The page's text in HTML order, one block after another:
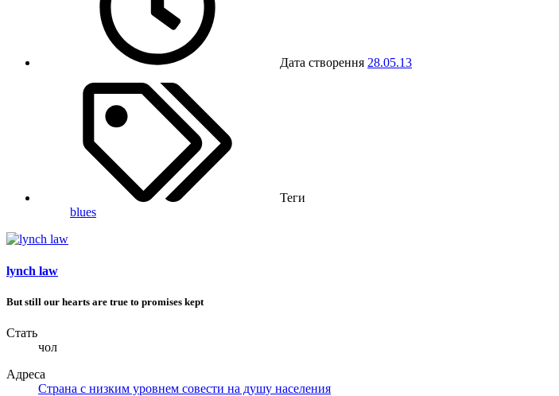
Дата створення 28.05.13
Теги
blues
lynch law
But still our hearts are true to promises kept
Стать
чол
Адреса
Страна с низким уровнем совести на душу населения